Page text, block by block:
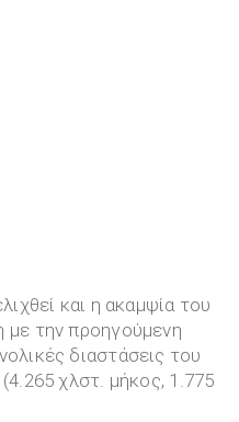
και η ακαμψία του
με την προηγούμενη
διαστάσεις του
χλστ. μήκος, 1.775